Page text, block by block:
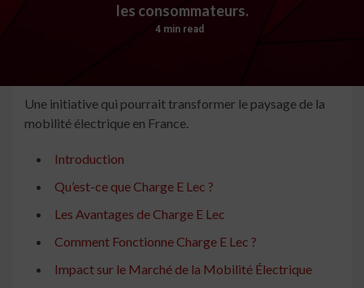
les consommateurs.
4 min read
Une initiative qui pourrait transformer le paysage de la
mobilité électrique en France.
Introduction
Qu’est-ce que Charge E Lec ?
Les Avantages de Charge E Lec
Comment Fonctionne Charge E Lec ?
Impact sur le Marché de la Mobilité Électrique